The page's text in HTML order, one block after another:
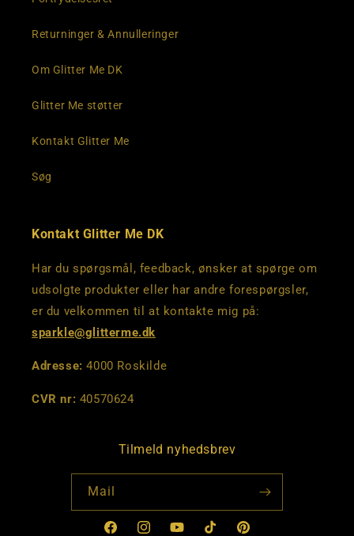
Returninger & Annulleringer
Om Glitter Me DK
Glitter Me støtter
Kontakt Glitter Me
Søg
Kontakt Glitter Me DK
Har du spørgsmål, feedback, ønsker at spørge om
udsolgte produkter eller har andre forespørgsler,
er du velkommen til at kontakte mig på:
sparkle@glitterme.dk
Adresse:4000 Roskilde
CVR nr: 40570624
Tilmeld nyhedsbrev
Mail